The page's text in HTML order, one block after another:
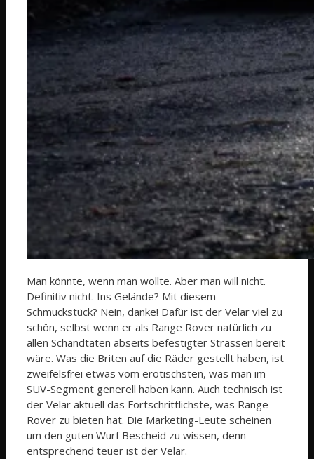
Man könnte, wenn man wollte. Aber man will nicht.
Definitiv nicht. Ins Gelände? Mit diesem
Schmuckstück? Nein, danke! Dafür ist der Velar viel zu
schön, selbst wenn er als Range Rover natürlich zu
allen Schandtaten abseits befestigter Strassen bereit
wäre. Was die Briten auf die Räder gestellt haben, ist
zweifelsfrei etwas vom erotischsten, was man im
SUV-Segment generell haben kann. Auch technisch ist
der Velar aktuell das Fortschrittlichste, was Range
Rover zu bieten hat. Die Marketing-Leute scheinen
um den guten Wurf Bescheid zu wissen, denn
entsprechend teuer ist der Velar.